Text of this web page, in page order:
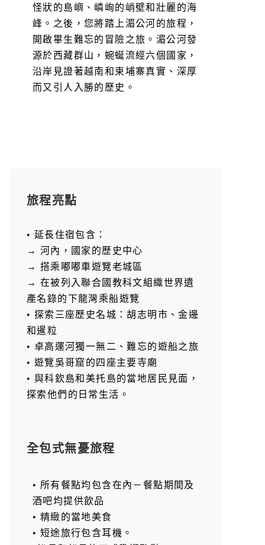
怪狀的島嶼、嶙峋的峭壁和壯麗的海
峰。之後，您將踏上湄公河的旅程，
開啟畢生難忘的冒險之旅。湄公河發
源於西藏群山，蜿蜒流經六個國家，
沿岸見證著越南和柬埔寨真實、深厚
而又引人入勝的歷史。
旅程亮點
• 延長住宿包含：
→ 河內，國家的歷史中心
→ 搭乘嘟嘟車遊覽老城區
→ 在被列入聯合國教科文組織世界遺
產名錄的下龍灣乘船遊覽
• 探索三座歷史名城：胡志明市、金邊
和暹粒
• 卓高運河獨一無二、難忘的遊船之旅
• 遊覽吳哥窟的四座主要寺廟
• 與科欽島和美托島的當地居民見面，
探索他們的日常生活。
全包式無憂旅程
• 所有餐點均包含在內－餐點期間及
酒吧均提供飲品
• 精緻的當地美食
• 短途旅行包含耳機。